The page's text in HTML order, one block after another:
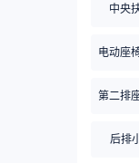
中央
电动座
第二排
后排